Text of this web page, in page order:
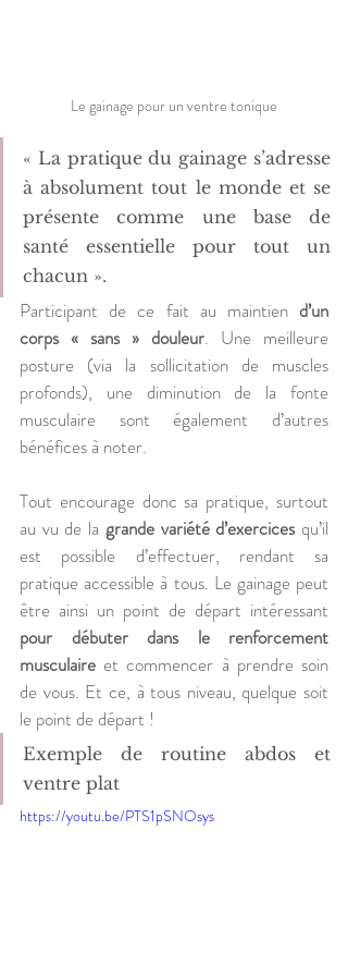
Le gainage pour un ventre tonique
« La pratique du gainage s’adresse
à absolument tout le monde et se
présente comme une base de
santé essentielle pour tout un
chacun ».
Participant de ce fait au maintien d’un
corps « sans » douleur. Une meilleure
posture (via la sollicitation de muscles
profonds), une diminution de la fonte
musculaire sont également d’autres
bénéfices à noter.
Tout encourage donc sa pratique, surtout
au vu de la grande variété d’exercices qu’il
est possible d’effectuer, rendant sa
pratique accessible à tous. Le gainage peut
pour débuter dans le renforcement
musculaire et commencer à prendre soin
de vous. Et ce, à tous niveau, quelque soit
le point de départ !
Exemple de routine abdos et
ventre plat
https://youtu.be/PTS1pSNOsys